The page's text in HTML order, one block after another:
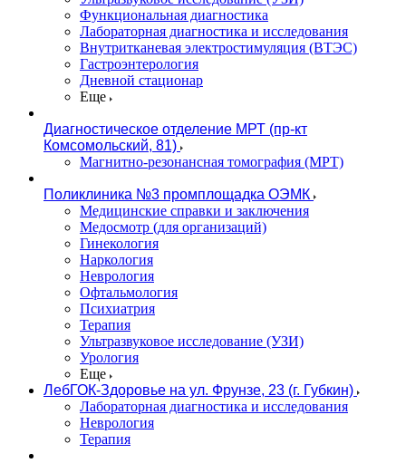
Функциональная диагностика
Лабораторная диагностика и исследования
Внутритканевая электростимуляция (ВТЭС)
Гастроэнтерология
Дневной стационар
Еще
Диагностическое отделение МРТ (пр-кт
Комсомольский, 81)
Магнитно-резонансная томография (МРТ)
Поликлиника №3 промплощадка ОЭМК
Медицинские справки и заключения
Медосмотр (для организаций)
Гинекология
Наркология
Неврология
Офтальмология
Психиатрия
Терапия
Ультразвуковое исследование (УЗИ)
Урология
Еще
ЛебГОК-Здоровье на ул. Фрунзе, 23 (г. Губкин)
Лабораторная диагностика и исследования
Неврология
Терапия